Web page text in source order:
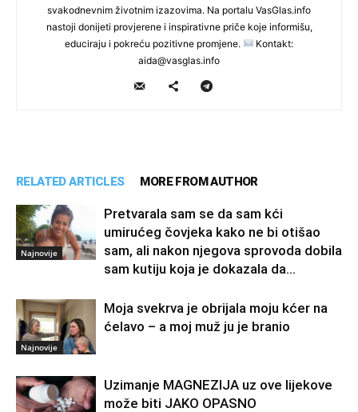
svakodnevnim životnim izazovima. Na portalu VasGlas.info
nastoji donijeti provjerene i inspirativne priče koje informišu,
educiraju i pokreću pozitivne promjene.
Kontakt:
aida@vasglas.info
RELATED ARTICLES MORE FROM AUTHOR
Najnovije
Pretvarala sam se da sam kći
umirućeg čovjeka kako ne bi otišao
sam, ali nakon njegova sprovoda dobila
sam kutiju koja je dokazala da...
Najnovije
Moja svekrva je obrijala moju kćer na
ćelavo – a moj muž ju je branio
Uzimanje MAGNEZIJA uz ove lijekove
može biti JAKO OPASNO